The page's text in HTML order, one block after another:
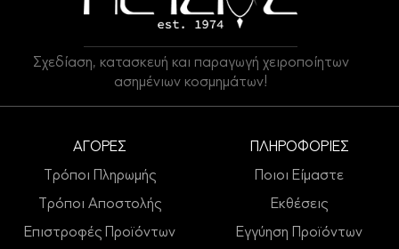
Σχεδίαση, κατασκευή και παραγωγή χειροποίητων
ασημένιων κοσμημάτων!
ΑΓΟΡΕΣ
Τρόποι Πληρωμής
Τρόποι Αποστολής
Επιστροφές Προϊόντων
ΠΛΗΡΟΦΟΡΙΕΣ
Ποιοι Είμαστε
Εκθέσεις
Εγγύηση Προϊόντων